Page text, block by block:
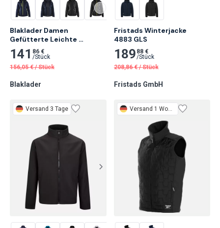
Blaklader Damen
Gefütterte Leichte
Winterjacke, Dunkel
Marineblau/Schwarz
141 86 €
/Stück
156,05 € /Stück
Blaklader
Fristads Winterjacke
4883 GLS
189 88 €
/Stück
208,86 € /Stück
Fristads GmbH
Versand 3 Tage Versand 1 Woche